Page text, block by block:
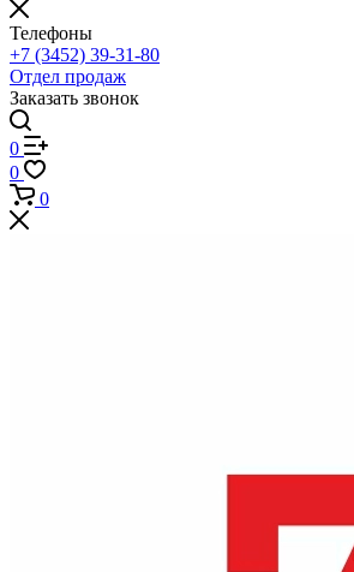
Телефоны
+7 (3452) 39-31-80
Отдел продаж
Заказать звонок
0
0
0